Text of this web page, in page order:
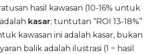
hasil kawasan (10-16% untuk
kasar; tuntutan “ROI 13-18%”
kawasan ini adalah kasar, bukan
balik adalah ilustrasi (1 ÷ hasil